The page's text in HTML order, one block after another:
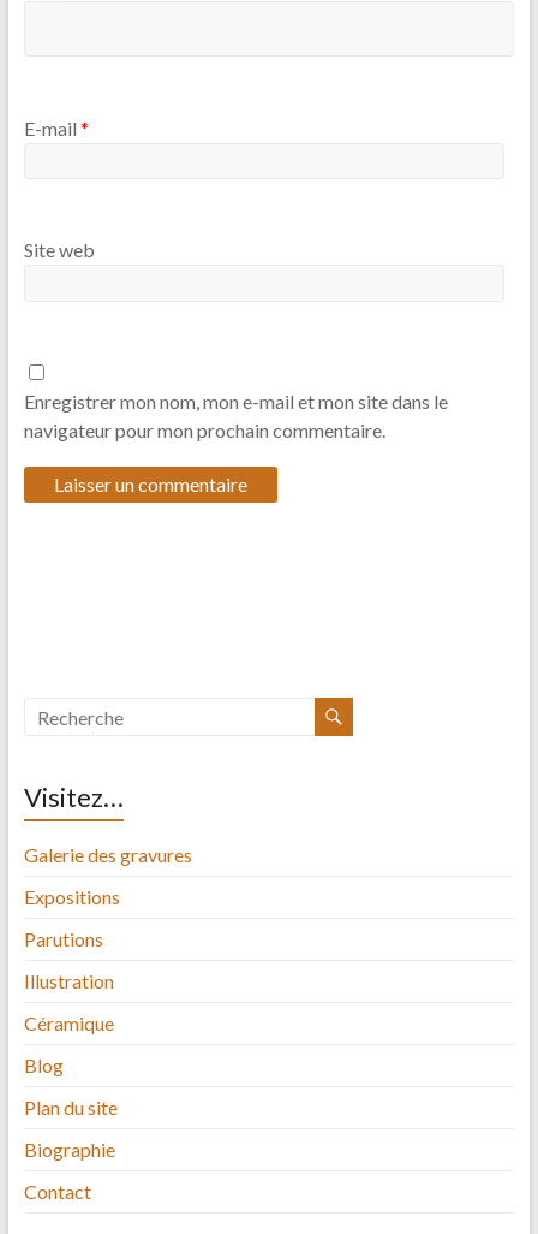
E-mail *
Site web
Enregistrer mon nom, mon e-mail et mon site dans le
navigateur pour mon prochain commentaire.
Visitez…
Galerie des gravures
Expositions
Parutions
Illustration
Céramique
Blog
Plan du site
Biographie
Contact